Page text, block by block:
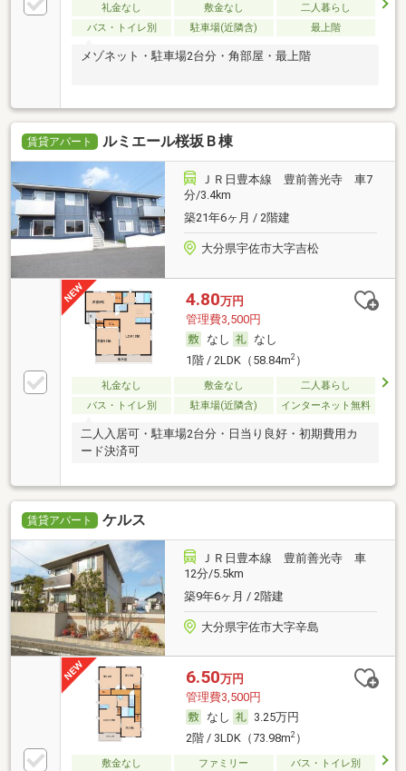
礼金なし 敷金なし
二人暮らし
バス・トイレ別
駐車場(近隣含) 最上階
メゾネット・駐車場2台分・角部屋・最上階
賃貸アパート ルミエール桜坂Ｂ棟
ＪＲ日豊本線 豊前善光寺 車7
分/3.4km
築21年6ヶ月 / 2階建
大分県宇佐市大字吉松
4.80万円
管理費3,500円
なし
なし
1階 / 2LDK（58.84m2）
礼金なし 敷金なし
二人暮らし
バス・トイレ別
駐車場(近隣含) インターネット無料
二人入居可・駐車場2台分・日当り良好・初期費用カ
ード決済可
賃貸アパート ケルス
ＪＲ日豊本線 豊前善光寺 車
12分/5.5km
築9年6ヶ月 / 2階建
大分県宇佐市大字辛島
6.50万円
管理費3,500円
なし
3.25万円
2階 / 3LDK（73.98m2）
敷金なし ファミリー
バス・トイレ別